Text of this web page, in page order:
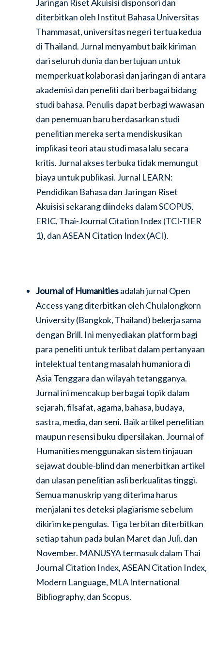
Jaringan Riset Akuisisi disponsori dan
diterbitkan oleh Institut Bahasa Universitas
Thammasat, universitas negeri tertua kedua
di Thailand. Jurnal menyambut baik kiriman
dari seluruh dunia dan bertujuan untuk
memperkuat kolaborasi dan jaringan di antara
akademisi dan peneliti dari berbagai bidang
studi bahasa. Penulis dapat berbagi wawasan
dan penemuan baru berdasarkan studi
penelitian mereka serta mendiskusikan
implikasi teori atau studi masa lalu secara
kritis. Jurnal akses terbuka tidak memungut
biaya untuk publikasi. Jurnal LEARN:
Pendidikan Bahasa dan Jaringan Riset
Akuisisi sekarang diindeks dalam SCOPUS,
ERIC, Thai-Journal Citation Index (TCI-TIER
1), dan ASEAN Citation Index (ACI).
Journal of Humanitiesadalah jurnal Open
Access yang diterbitkan oleh Chulalongkorn
University (Bangkok, Thailand) bekerja sama
dengan Brill. Ini menyediakan platform bagi
para peneliti untuk terlibat dalam pertanyaan
intelektual tentang masalah humaniora di
Asia Tenggara dan wilayah tetangganya.
Jurnal ini mencakup berbagai topik dalam
sejarah, filsafat, agama, bahasa, budaya,
sastra, media, dan seni. Baik artikel penelitian
maupun resensi buku dipersilakan. Journal of
Humanities menggunakan sistem tinjauan
sejawat double-blind dan menerbitkan artikel
dan ulasan penelitian asli berkualitas tinggi.
Semua manuskrip yang diterima harus
menjalani tes deteksi plagiarisme sebelum
dikirim ke pengulas. Tiga terbitan diterbitkan
setiap tahun pada bulan Maret dan Juli, dan
November. MANUSYA termasuk dalam Thai
Journal Citation Index, ASEAN Citation Index,
Modern Language, MLA International
Bibliography, dan Scopus.